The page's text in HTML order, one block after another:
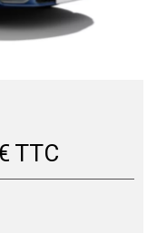
TTC